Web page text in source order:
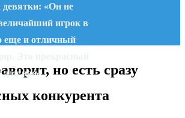
девятки: «Он не
игрок в
еще и отличный
для нас» но есть сразу
конкурента